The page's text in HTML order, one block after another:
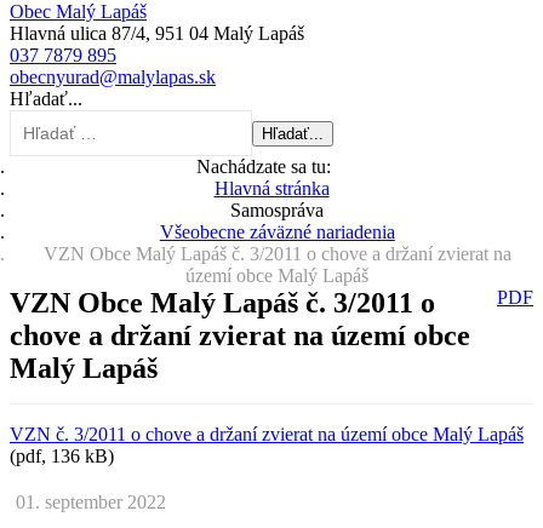
Obec Malý Lapáš
Hlavná ulica 87/4, 951 04 Malý Lapáš
037 7879 895
obecnyurad@malylapas.sk
Hľadať...
Hľadať...
Nachádzate sa tu:
Hlavná stránka
Samospráva
Všeobecne záväzné nariadenia
VZN Obce Malý Lapáš č. 3/2011 o chove a držaní zvierat na
území obce Malý Lapáš
PDF
VZN Obce Malý Lapáš č. 3/2011 o
chove a držaní zvierat na území obce
Malý Lapáš
VZN č. 3/2011 o chove a držaní zvierat na území obce Malý Lapáš
(pdf, 136 kB)
01. september 2022